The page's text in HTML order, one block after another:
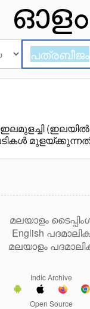
മലയാളം
English പദമാലിക
മലയാളം
Indic Archive
Open Source